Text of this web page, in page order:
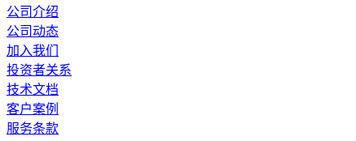
公司介绍
公司动态
加入我们
投资者关系
技术文档
客户案例
服务条款